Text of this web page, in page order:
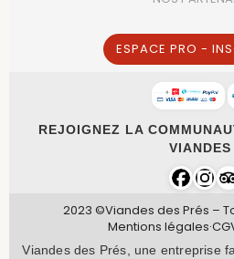
ESPACE PRO -
REJOIGNEZ LA
VIANDES
2023 ©Viandes des Prés –
Mentions légales·
Viandes des Prés, une entreprise